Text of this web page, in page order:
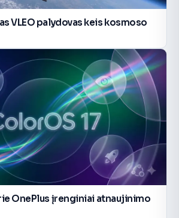
VLEO palydovas keis kosmoso
OnePlus įrenginiai atnaujinimo